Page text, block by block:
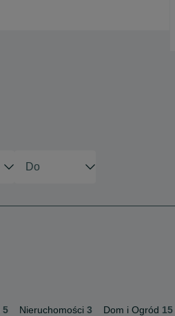
5 Nieruchomości 3 Dom i Ogród 15